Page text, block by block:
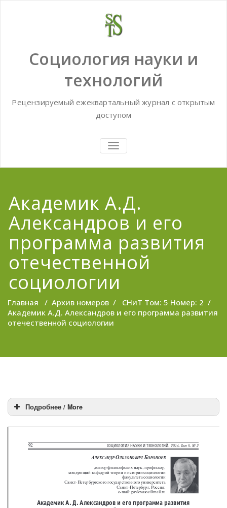
Социология науки и
технологий
Рецензируемый ежеквартальный журнал с открытым
доступом
TOGGLE
NAVIGATION
Академик А.Д.
Александров и его
программа развития
отечественной
социологии
Главная / Архив номеров / СНиТ Том: 5 Номер: 2 /
Академик А.Д. Александров и его программа развития
отечественной социологии
Подробнее / More